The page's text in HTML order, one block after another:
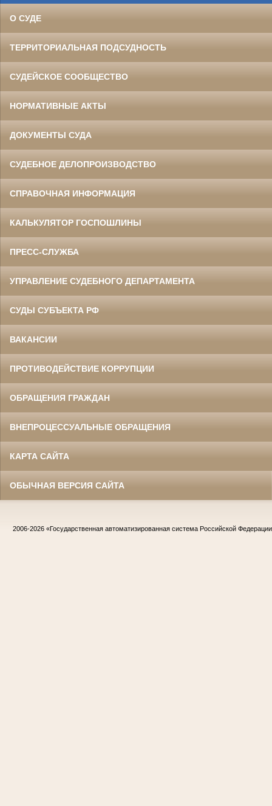
О СУДЕ
ТЕРРИТОРИАЛЬНАЯ ПОДСУДНОСТЬ
СУДЕЙСКОЕ СООБЩЕСТВО
НОРМАТИВНЫЕ АКТЫ
ДОКУМЕНТЫ СУДА
СУДЕБНОЕ ДЕЛОПРОИЗВОДСТВО
СПРАВОЧНАЯ ИНФОРМАЦИЯ
КАЛЬКУЛЯТОР ГОСПОШЛИНЫ
ПРЕСС-СЛУЖБА
УПРАВЛЕНИЕ СУДЕБНОГО ДЕПАРТАМЕНТА
СУДЫ СУБЪЕКТА РФ
ВАКАНСИИ
ПРОТИВОДЕЙСТВИЕ КОРРУПЦИИ
ОБРАЩЕНИЯ ГРАЖДАН
ВНЕПРОЦЕССУАЛЬНЫЕ ОБРАЩЕНИЯ
КАРТА САЙТА
ОБЫЧНАЯ ВЕРСИЯ САЙТА
2006-2026 «Государственная автоматизированная система Российской